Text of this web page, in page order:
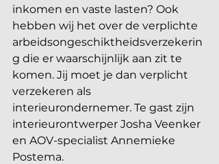
inkomen en vaste lasten? Ook
hebben wij het over de verplichte
arbeidsongeschiktheidsverzekerin
g die er waarschijnlijk aan zit te
komen. Jij moet je dan verplicht
verzekeren als
interieurondernemer. Te gast zijn
interieurontwerper Josha Veenker
en AOV-specialist Annemieke
Postema.